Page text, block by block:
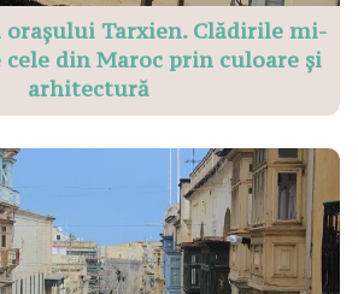
orașului Tarxien. Clădirile mi-
din Maroc prin culoare și
arhitectură